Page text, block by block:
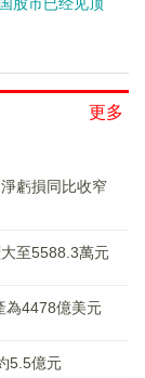
更多
虧損同比收窄
至5588.3萬元
為4478億美元
5.5億元